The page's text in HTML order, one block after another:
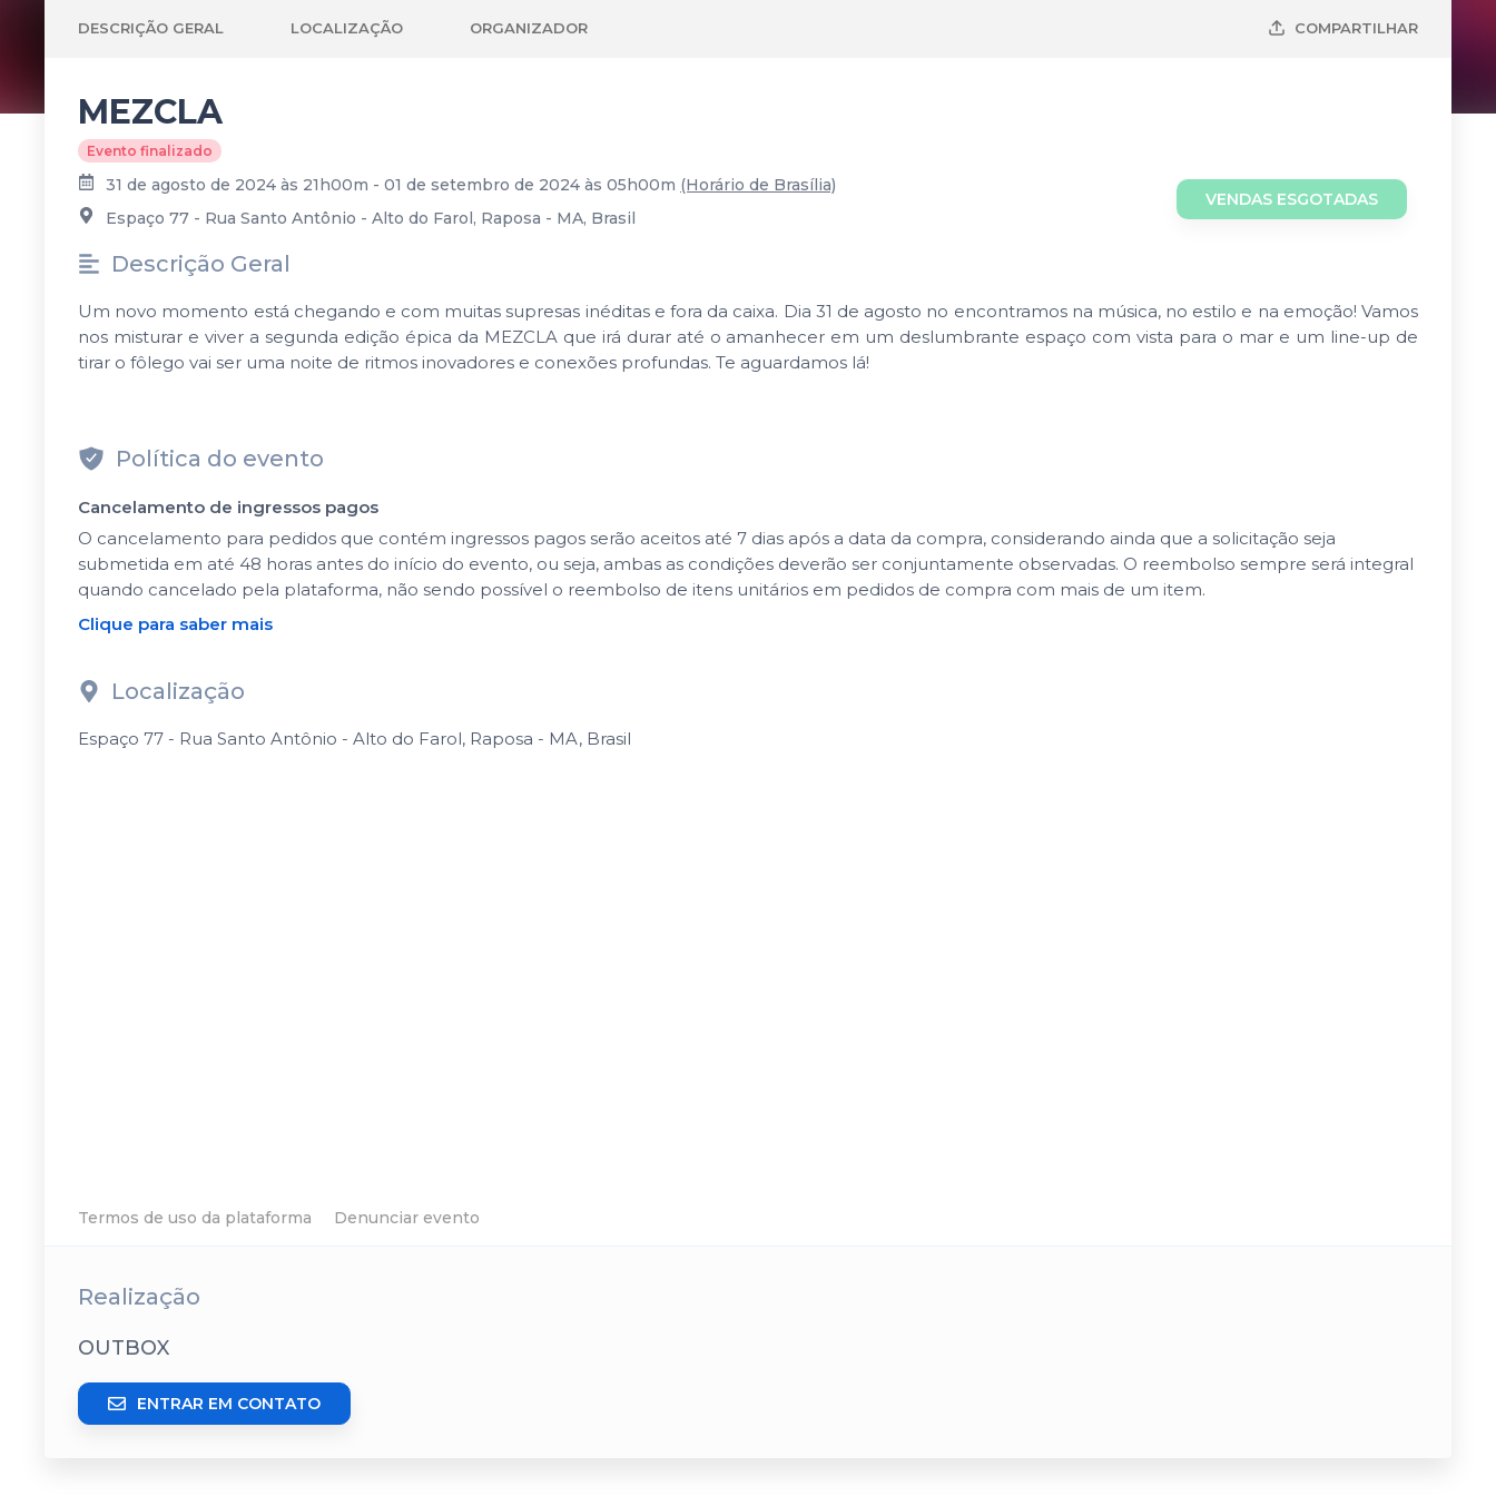
DESCRIÇÃO GERAL LOCALIZAÇÃO ORGANIZADOR COMPARTILHAR
MEZCLA
Evento finalizado
31 de agosto de 2024 às 21h00m - 01 de setembro de 2024 às 05h00m (Horário de Brasília)
Espaço 77 - Rua Santo Antônio - Alto do Farol, Raposa - MA, Brasil
VENDAS ESGOTADAS
Descrição Geral
Um novo momento está chegando e com muitas supresas inéditas e fora da caixa. Dia 31 de agosto no encontramos na música, no estilo e na emoção! Vamos
nos misturar e viver a segunda edição épica da MEZCLA que irá durar até o amanhecer em um deslumbrante espaço com vista para o mar e um line-up de
tirar o fôlego vai ser uma noite de ritmos inovadores e conexões profundas. Te aguardamos lá!
Política do evento
Cancelamento de ingressos pagos
O cancelamento para pedidos que contém ingressos pagos serão aceitos até 7 dias após a data da compra, considerando ainda que a solicitação seja
submetida em até 48 horas antes do início do evento, ou seja, ambas as condições deverão ser conjuntamente observadas. O reembolso sempre será integral
quando cancelado pela plataforma, não sendo possível o reembolso de itens unitários em pedidos de compra com mais de um item.
Clique para saber mais
Localização
Espaço 77 - Rua Santo Antônio - Alto do Farol, Raposa - MA, Brasil
Termos de uso da plataforma Denunciar evento
Realização
OUTBOX
ENTRAR EM CONTATO